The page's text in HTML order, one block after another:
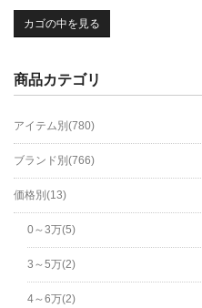
カゴの中を見る
商品カテゴリ
アイテム別(780)
ブランド別(766)
価格別(13)
0～3万(5)
3～5万(2)
4～6万(2)